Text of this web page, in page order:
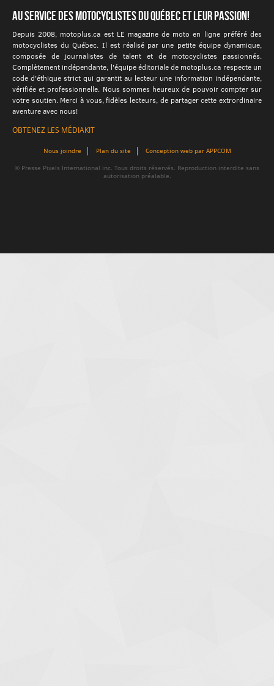
Au service des motocyclistes du québec et leur passion!
Depuis 2008, motoplus.ca est LE magazine de moto en ligne préféré des
motocyclistes du Québec. Il est réalisé par une petite équipe dynamique,
composée de journalistes de talent et de motocyclistes passionnés.
Complètement indépendante, l'équipe éditoriale de motoplus.ca respecte un
code d'éthique strict qui garantit au lecteur une information indépendante,
vérifiée et professionnelle. Nous sommes heureux de pouvoir compter sur
votre soutien. Merci à vous, fidèles lecteurs, de partager cette extrordinaire
aventure avec nous!
OBTENEZ LES MÉDIAKIT
Nous joindre Plan du site Conception web par APPCOM
© Presse Pixels International inc. Tous droits réservés. Reproduction interdite sans
autorisation préalable.